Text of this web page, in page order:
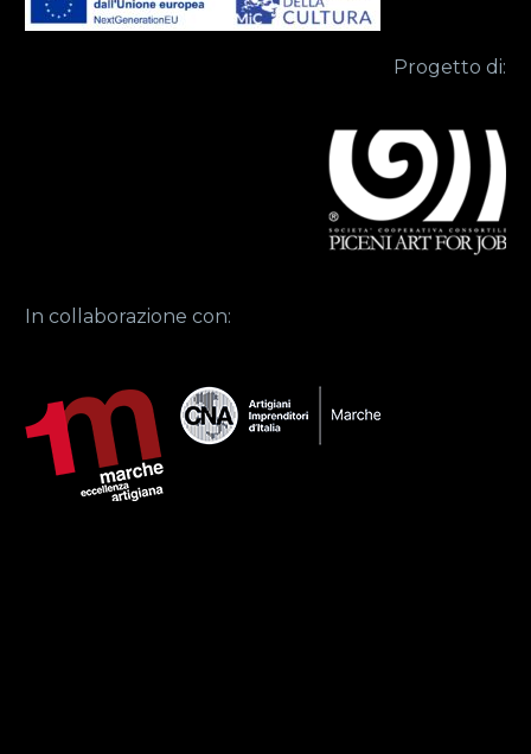
Progetto di:
In collaborazione con: